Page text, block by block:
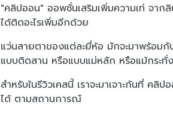
"คลิปออน" ออพชั่นเสริมเพิ่มความเท่ จาก
ได้ติดอะไรเพิ่มอีกด้วย
แว่นสายตาของแต่ละยี่ห้อ มักจะมาพร้อม
แบบติดสาน หรือแบบแม่หลัก หรือแม้กระ
สำหรับในรีวิวเคสนี้ เราจะมาเจาะกันที่ ค
ได้ ตามสถานการณ์